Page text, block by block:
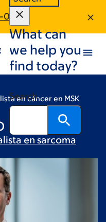
What can
we help you
find today?
Search
en cáncer en MSK
en sarcoma